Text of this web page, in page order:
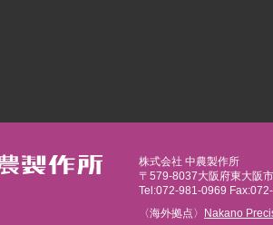
株式会社 中農製作所
〒579-8037大阪府東大阪
Tel:072-981-0969
〈海外拠点〉 Nakano